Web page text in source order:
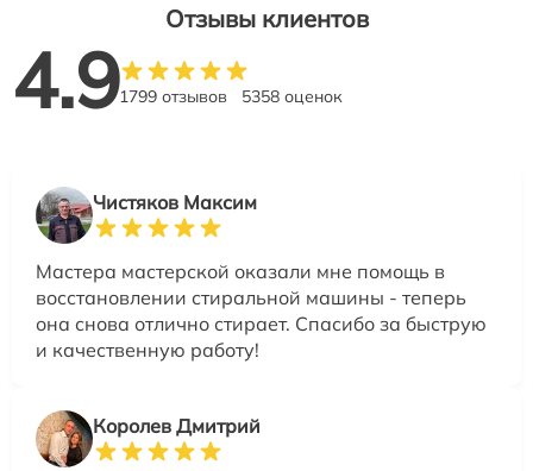
Отзывы клиентов
4.91799 отзывов 5358 оценок
Чистяков Максим
Мастера мастерской оказали мне помощь в
восстановлении стиральной машины - теперь
она снова отлично стирает. Спасибо за быструю
и качественную работу!
Королев Дмитрий